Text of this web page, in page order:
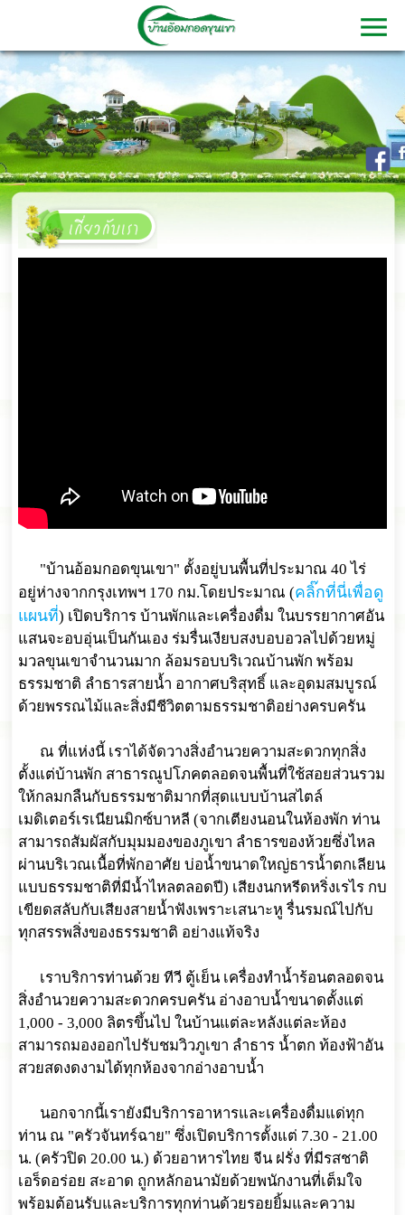
"บ้านอ้อมกอดขุนเขา" ตั้งอยู่บนพื้นที่ประมาณ 40 ไร่
อยู่ห่างจากกรุงเทพฯ 170 กม.โดยประมาณ (คลิ๊กที่นี่เพื่อดู
แผนที่) เปิดบริการ บ้านพักและเครื่องดื่ม ในบรรยากาศอัน
แสนจะอบอุ่นเป็นกันเอง ร่มรื่นเงียบสงบอบอวลไปด้วยหมู่
มวลขุนเขาจำนวนมาก ล้อมรอบบริเวณบ้านพัก พร้อม
ธรรมชาติ ลำธารสายน้ำ อากาศบริสุทธิ์ และอุดมสมบูรณ์
ด้วยพรรณไม้และสิ่งมีชีวิตตามธรรมชาติอย่างครบครัน
ณ ที่แห่งนี้ เราได้จัดวางสิ่งอำนวยความสะดวกทุกสิ่ง
ตั้งแต่บ้านพัก สาธารณูปโภคตลอดจนพื้นที่ใช้สอยส่วนรวม
ให้กลมกลืนกับธรรมชาติมากที่สุดแบบบ้านสไตล์
เมดิเตอร์เรเนียนมิกซ์บาหลี (จากเตียงนอนในห้องพัก ท่าน
สามารถสัมผัสกับมุมมองของภูเขา ลำธารของห้วยซึ่งไหล
ผ่านบริเวณเนื้อที่พักอาศัย บ่อน้ำขนาดใหญ่ธารน้ำตกเลียน
แบบธรรมชาติที่มีน้ำไหลตลอดปี) เสียงนกหรีดหริ่งเรไร กบ
เขียดสลับกับเสียงสายน้ำฟังเพราะเสนาะหู รื่นรมณ์ไปกับ
ทุกสรรพสิ่งของธรรมชาติ อย่างแท้จริง
เราบริการท่านด้วย ทีวี ตู้เย็น เครื่องทำน้ำร้อนตลอดจน
สิ่งอำนวยความสะดวกครบครัน อ่างอาบน้ำขนาดตั้งแต่
1,000 - 3,000 ลิตรขึ้นไป ในบ้านแต่ละหลังแต่ละห้อง
สามารถมองออกไปรับชมวิวภูเขา ลำธาร น้ำตก ท้องฟ้าอัน
สวยสดงดงามได้ทุกห้องจากอ่างอาบน้ำ
นอกจากนี้เรายังมีบริการอาหารและเครื่องดื่มแด่ทุก
ท่าน ณ "ครัวจันทร์ฉาย" ซึ่งเปิดบริการตั้งแต่ 7.30 - 21.00
น. (ครัวปิด 20.00 น.) ด้วยอาหารไทย จีน ฝรั่ง ที่มีรสชาติ
เอร็ดอร่อย สะอาด ถูกหลักอนามัยด้วยพนักงานที่เต็มใจ
พร้อมต้อนรับและบริการทุกท่านด้วยรอยยิ้มและความ